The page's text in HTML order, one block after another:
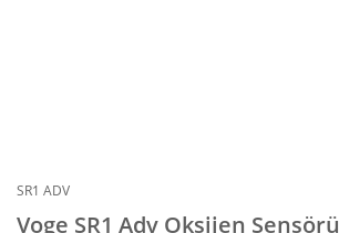
SR1 ADV
Voge SR1 Adv Oksijen Sensörü